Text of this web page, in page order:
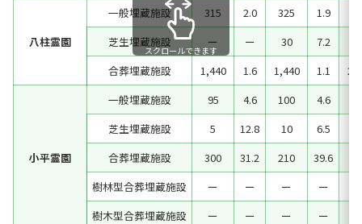
八柱霊園
一般埋蔵施設 315 2.0 325 1.9
芝生埋蔵施設
ー ー 30 7.2
合葬埋蔵施設
1,440 1.6 1,440 1.1
小平霊園
一般埋蔵施設 95 4.6 100 4.6
芝生埋蔵施設
5 12.8 10 6.5
合葬埋蔵施設
300 31.2 210 39.6
樹林型合葬埋蔵施設
ー ー ー ー
樹木型合葬埋蔵施設
ー ー ー ー
スクロールできます